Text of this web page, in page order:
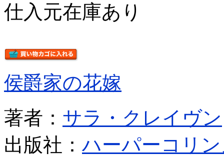
仕入元在庫あり
侯爵家の花嫁
著者： サラ・クレイヴン
出版社：ハーパーコリ